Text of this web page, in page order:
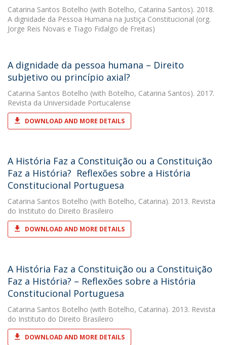
Catarina Santos Botelho (with Botelho, Catarina Santos). 2018.
A dignidade da Pessoa Humana na Justiça Constitucional (org.
Jorge Reis Novais e Tiago Fidalgo de Freitas)
A dignidade da pessoa humana – Direito
subjetivo ou princípio axial?
Catarina Santos Botelho (with Botelho, Catarina Santos). 2017.
Revista da Universidade Portucalense
DOWNLOAD AND MORE DETAILS
A História Faz a Constituição ou a Constituição
Faz a História?  Reflexões sobre a História
Constitucional Portuguesa
Catarina Santos Botelho (with Botelho, Catarina). 2013. Revista
do Instituto do Direito Brasileiro
DOWNLOAD AND MORE DETAILS
A História Faz a Constituição ou a Constituição
Faz a História? – Reflexões sobre a História
Constitucional Portuguesa
Catarina Santos Botelho (with Botelho, Catarina). 2013. Revista
do Instituto do Direito Brasileiro
DOWNLOAD AND MORE DETAILS